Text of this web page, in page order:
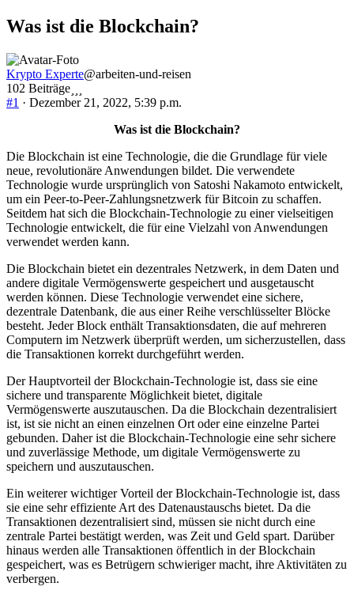
bist
hier:
Was ist die Blockchain?
Krypto Experte@arbeiten-und-reisen
102 Beiträge
#1 · Dezember 21, 2022, 5:39 p.m.
Was ist die Blockchain?
Die Blockchain ist eine Technologie, die die Grundlage für viele
neue, revolutionäre Anwendungen bildet. Die verwendete
Technologie wurde ursprünglich von Satoshi Nakamoto entwickelt,
um ein Peer-to-Peer-Zahlungsnetzwerk für Bitcoin zu schaffen.
Seitdem hat sich die Blockchain-Technologie zu einer vielseitigen
Technologie entwickelt, die für eine Vielzahl von Anwendungen
verwendet werden kann.
Die Blockchain bietet ein dezentrales Netzwerk, in dem Daten und
andere digitale Vermögenswerte gespeichert und ausgetauscht
werden können. Diese Technologie verwendet eine sichere,
dezentrale Datenbank, die aus einer Reihe verschlüsselter Blöcke
besteht. Jeder Block enthält Transaktionsdaten, die auf mehreren
Computern im Netzwerk überprüft werden, um sicherzustellen, dass
die Transaktionen korrekt durchgeführt werden.
Der Hauptvorteil der Blockchain-Technologie ist, dass sie eine
sichere und transparente Möglichkeit bietet, digitale
Vermögenswerte auszutauschen. Da die Blockchain dezentralisiert
ist, ist sie nicht an einen einzelnen Ort oder eine einzelne Partei
gebunden. Daher ist die Blockchain-Technologie eine sehr sichere
und zuverlässige Methode, um digitale Vermögenswerte zu
speichern und auszutauschen.
Ein weiterer wichtiger Vorteil der Blockchain-Technologie ist, dass
sie eine sehr effiziente Art des Datenaustauschs bietet. Da die
Transaktionen dezentralisiert sind, müssen sie nicht durch eine
zentrale Partei bestätigt werden, was Zeit und Geld spart. Darüber
hinaus werden alle Transaktionen öffentlich in der Blockchain
gespeichert, was es Betrügern schwieriger macht, ihre Aktivitäten zu
verbergen.